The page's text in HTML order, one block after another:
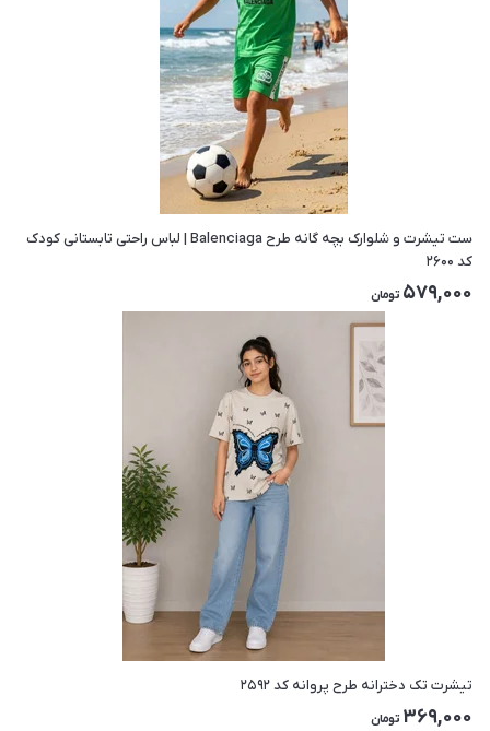
ست تیشرت و شلوارک بچه گانه طرح Balenciaga | لباس راحتی تابستانی کودک
کد ۲۶۰۰
579,000 تومان
تیشرت تک دخترانه طرح پروانه کد ۲۵۹۲
369,000 تومان